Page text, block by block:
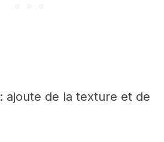
: ajoute de la texture et de